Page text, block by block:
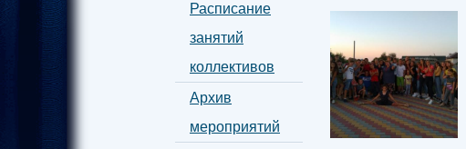
Расписание
занятий
коллективов
Архив
мероприятий